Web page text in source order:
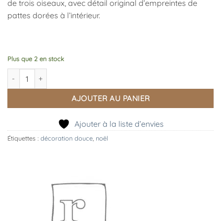
de trois oiseaux, avec détail original d’empreintes de
pattes dorées à l’intérieur.
Plus que 2 en stock
AJOUTER AU PANIER
Ajouter à la liste d’envies
Étiquettes : décoration douce, noël